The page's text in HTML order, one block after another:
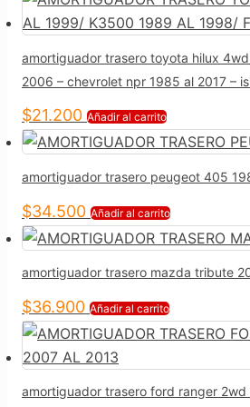
amortiguador trasero toyota hilux
2006 – chevrolet npr 1985 al 2017 –
$21.200 Añadir al carrito
amortiguador trasero peugeot 405
$34.500 Añadir al carrito
amortiguador trasero mazda tribute
$36.900 Añadir al carrito
amortiguador trasero ford ranger